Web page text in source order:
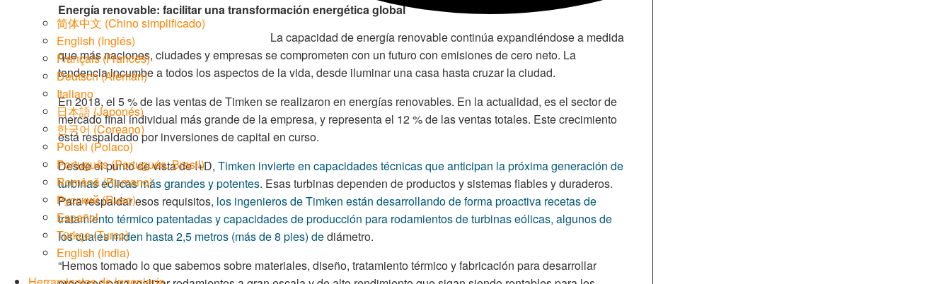
简体中文 (Chino simplificado)
English (Inglés)
Français(Francés)
Deutsch(Alemán)
Italiano
日本語(Japonés)
한국어(Coreano)
Polski(Polaco)
Português(Portugués, Brasil)
Română(Rumano)
Русский(Ruso)
Español
Türkçe(Turco)
English (India)
Energía renovable: facilitar una transformación energética global
La capacidad de energía renovable continúa expandiéndose a medida
que más naciones, ciudades y empresas se comprometen con un futuro con emisiones de cero neto. La
tendencia incumbe a todos los aspectos de la vida, desde iluminar una casa hasta cruzar la ciudad.
En 2018, el 5 % de las ventas de Timken se realizaron en energías renovables. En la actualidad, es el sector de
mercado final individual más grande de la empresa, y representa el 12 % de las ventas totales. Este crecimiento
está respaldado por inversiones de capital en curso.
Desde el punto de vista de I+D, Timken invierte en capacidades técnicas que anticipan la próxima generación de
turbinas eólicas más grandes y potentes. Esas turbinas dependen de productos y sistemas fiables y duraderos.
Para respaldar esos requisitos, los ingenieros de Timken están desarrollando de forma proactiva recetas de
tratamiento térmico patentadas y capacidades de producción para rodamientos de turbinas eólicas, algunos de
los cuales miden hasta 2,5 metros (más de 8 pies) dediámetro.
“Hemos tomado lo que sabemos sobre materiales, diseño, tratamiento térmico y fabricación para desarrollar